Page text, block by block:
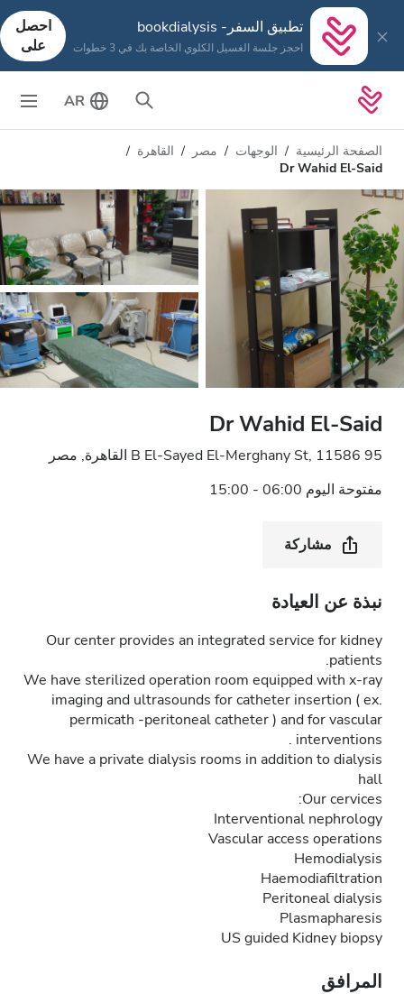
تطبيق السفر- bookdialysis
احجز جلسة الغسيل الكلوي الخاصة بك في 3 خطوات
احصل
على
AR
الصفحة الرئيسية الوجهات مصر
القاهرة
Dr Wahid El-Said
Dr Wahid El-Said
95 B El-Sayed El-Merghany St, 11586 القاهرة, مصر
مفتوحة اليوم 06:00 - 15:00
مشاركة
نبذة عن العيادة
Our center provides an integrated service for kidney
patients.
We have sterilized operation room equipped with x-ray
imaging and ultrasounds for catheter insertion ( ex.
permicath -peritoneal catheter ) and for vascular
interventions .
We have a private dialysis rooms in addition to dialysis
hall
Our cervices:
Interventional nephrology
Vascular access operations
Hemodialysis
Haemodiafiltration
Peritoneal dialysis
Plasmapharesis
US guided Kidney biopsy
المرافق